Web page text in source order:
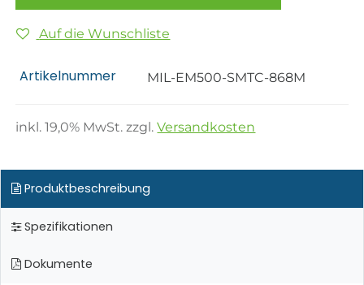
Auf die Wunschliste
Artikelnummer MIL-EM500-SMTC-868M
inkl.19,0% MwSt. zzgl.Versandkosten
Produktbeschreibung
Spezifikationen
Dokumente